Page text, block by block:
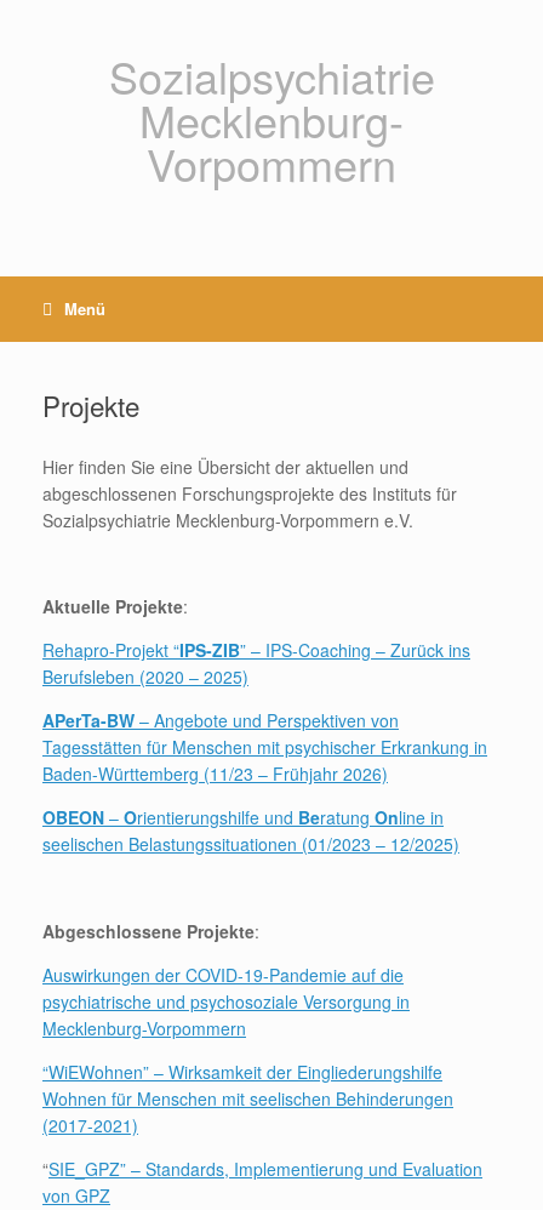
Sozialpsychiatrie
Mecklenburg-
Vorpommern
Menü
Projekte
Hier finden Sie eine Übersicht der aktuellen und
abgeschlossenen Forschungsprojekte des Instituts für
Sozialpsychiatrie Mecklenburg-Vorpommern e.V.
Aktuelle Projekte:
Rehapro-Projekt “IPS-ZIB” – IPS-Coaching – Zurück ins
Berufsleben (2020 – 2025)
APerTa-BW – Angebote und Perspektiven von
Tagesstätten für Menschen mit psychischer Erkrankung in
Baden-Württemberg (11/23 – Frühjahr 2026)
OBEON – Orientierungshilfe und Beratung Online in
seelischen Belastungssituationen (01/2023 – 12/2025)
Abgeschlossene Projekte:
Auswirkungen der COVID-19-Pandemie auf die
psychiatrische und psychosoziale Versorgung in
Mecklenburg-Vorpommern
“WiEWohnen” – Wirksamkeit der Eingliederungshilfe
Wohnen für Menschen mit seelischen Behinderungen
(2017-2021)
“SIE_GPZ” – Standards, Implementierung und Evaluation
von GPZ